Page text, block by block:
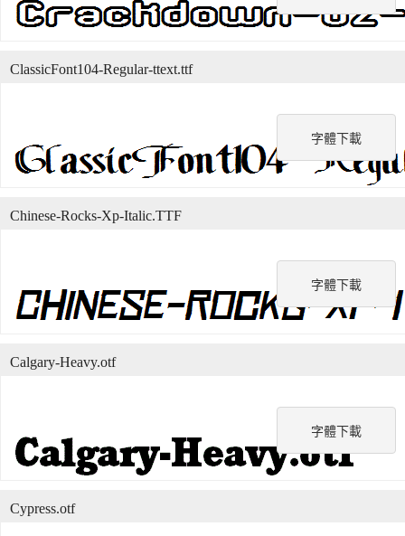
字體下載
ClassicFont104-Regular-ttext.ttf
字體下載
Chinese-Rocks-Xp-Italic.TTF
字體下載
Calgary-Heavy.otf
Cypress.otf